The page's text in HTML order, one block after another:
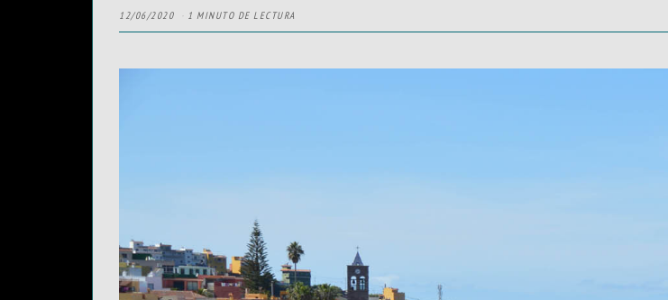
12/06/2020 1 MINUTO DE LECTURA